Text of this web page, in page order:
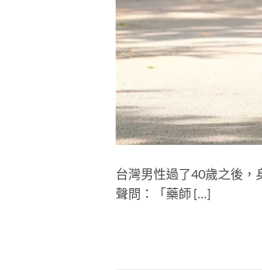
台灣男性過了40歲之後，
聲問：「藥師 […]